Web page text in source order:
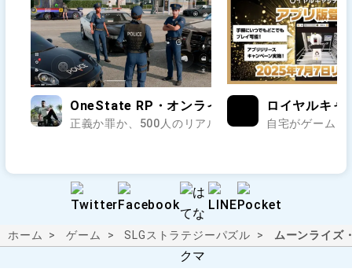
OneState RP・オンラインのオープンワールド
正義か罪か、500人のリアルが交差する街で第二の人
ロイヤルキャ
自宅がゲーム
ホーム ゲーム SLGストラテジーパズル ムーンライズ